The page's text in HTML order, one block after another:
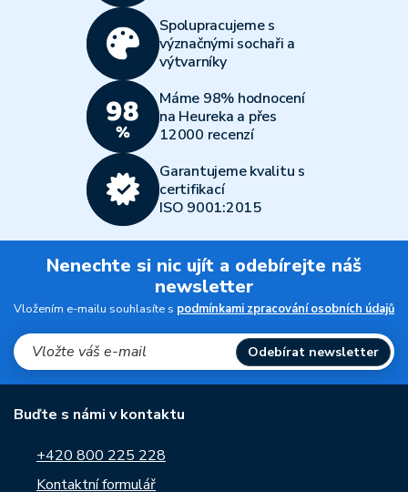
Spolupracujeme s
význačnými sochaři a
výtvarníky
Máme 98% hodnocení
na Heureka a přes
12000 recenzí
Garantujeme kvalitu s
certifikací
ISO 9001:2015
Nenechte si nic ujít a odebírejte náš
newsletter
Vložením e-mailu souhlasíte s podmínkami zpracování osobních údajů
Odebírat newsletter
Buďte s námi v kontaktu
+420 800 225 228
Kontaktní formulář